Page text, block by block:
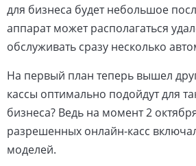
для бизнеса будет небольшое
аппарат может располагаться
обслуживать сразу несколько
На первый план теперь вышел
кассы оптимально подойдут для
бизнеса? Ведь на момент 2
разрешенных онлайн-касс
моделей.